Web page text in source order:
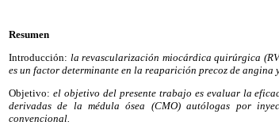
Resumen
Introducción: la revascularización miocárdica quirúrgica
es un factor determinante en la reaparición precoz de angina
Objetivo: el objetivo del presente trabajo es evaluar la
derivadas de la médula ósea (CMO) autólogas por
convencional.